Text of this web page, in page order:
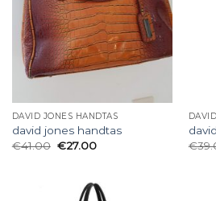
DAVID JONES HANDTAS
david jones handtas
€41.00 €27.00
€